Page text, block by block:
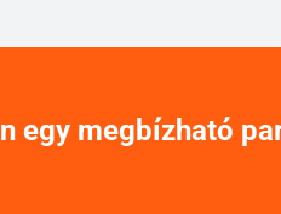
egy megbízható